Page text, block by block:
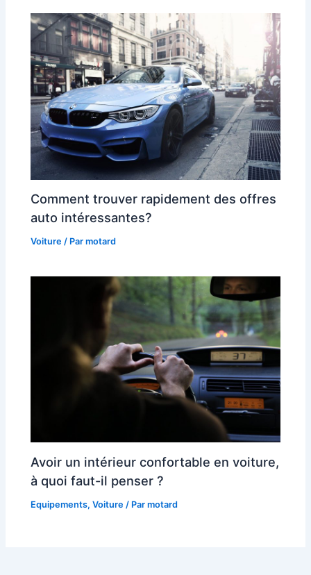
Comment trouver rapidement des offres
auto intéressantes?
Voiture / Parmotard
Avoir un intérieur confortable en voiture,
à quoi faut-il penser ?
Equipements,Voiture / Parmotard